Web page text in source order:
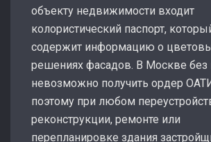
объекту недвижимости входит
колористический паспорт,
содержит информацию о
решениях фасадов. В Москве без
невозможно получить ордер
поэтому при любом
реконструкции, ремонте или
перепланировке здания